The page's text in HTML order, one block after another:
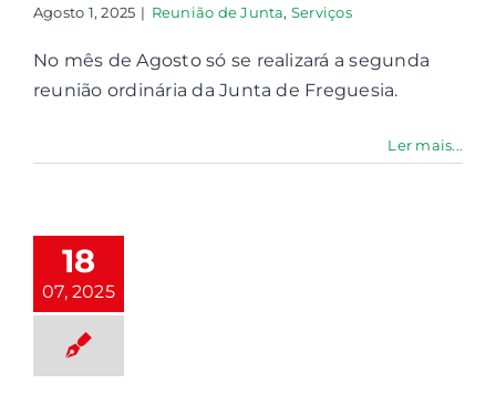
Agosto 1, 2025 | Reunião de Junta, Serviços
No mês de Agosto só se realizará a segunda
reunião ordinária da Junta de Freguesia.
Ler mais...
18
07, 2025
de
Junta
de Junta